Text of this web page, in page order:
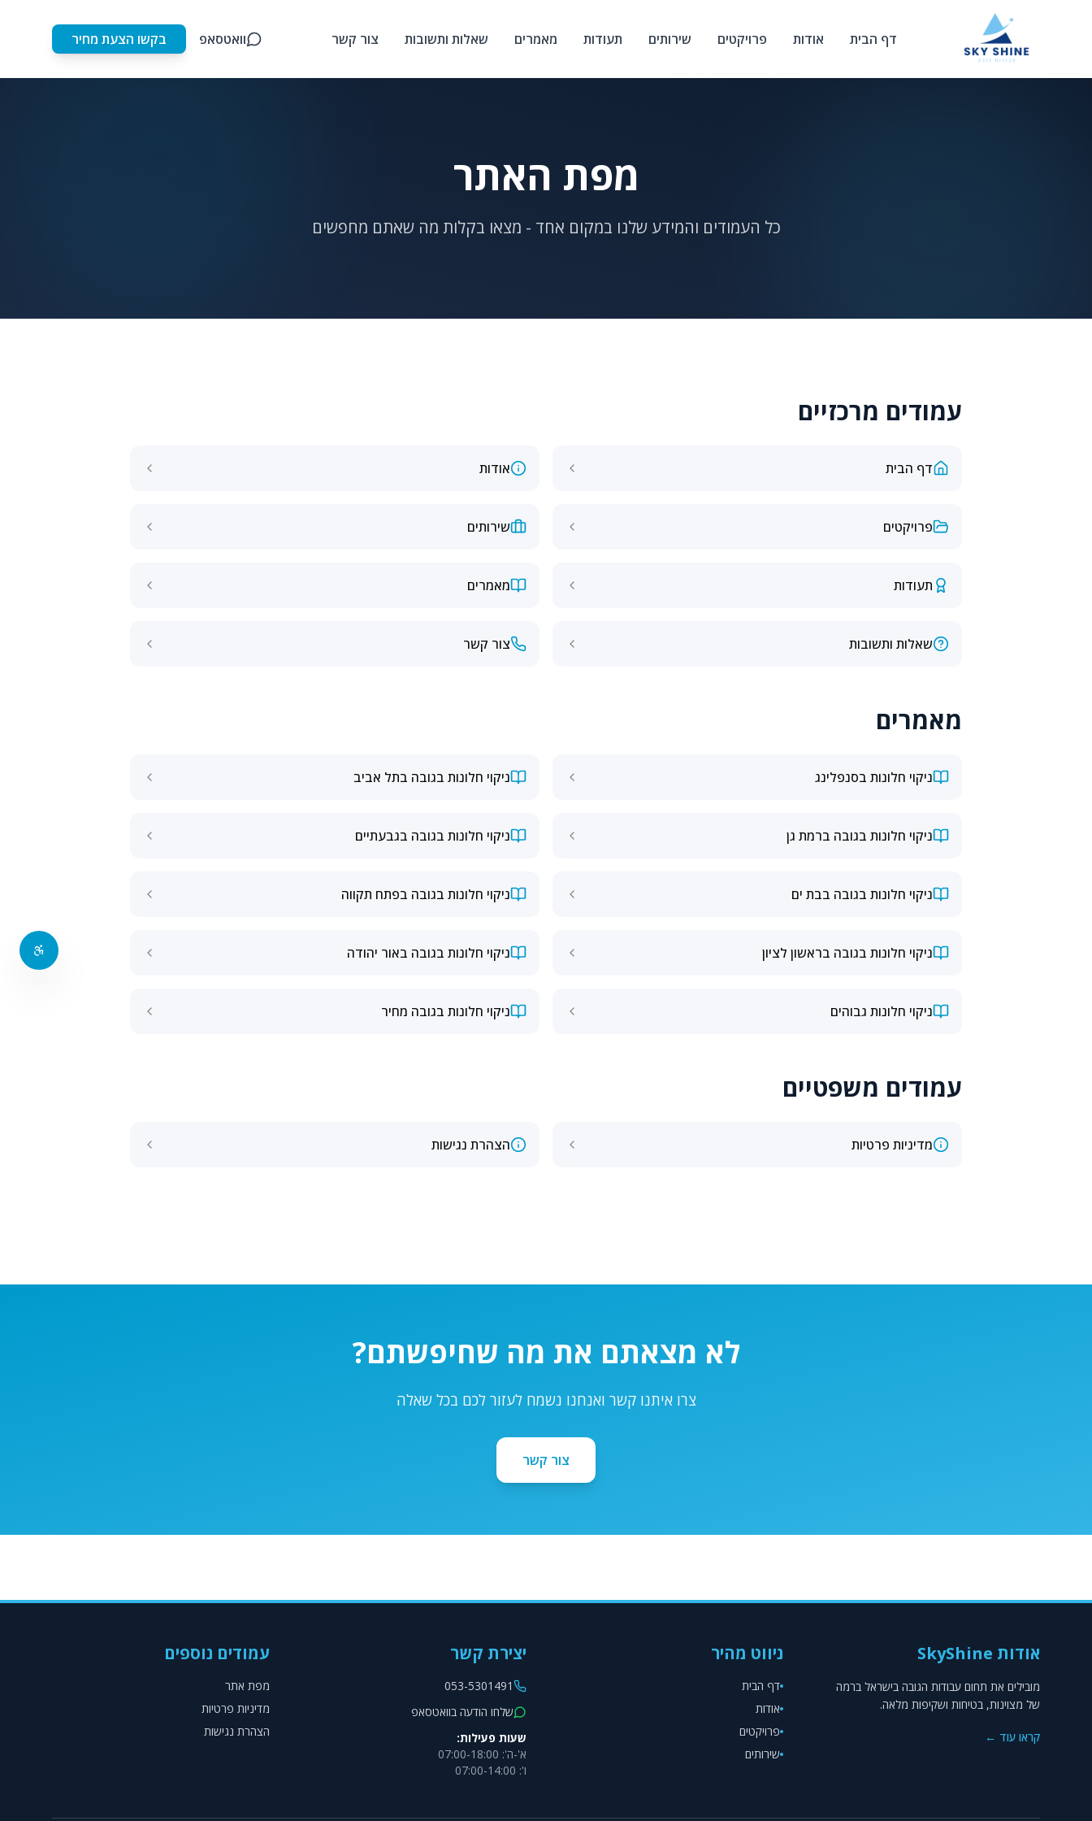
דף הבית אודות פרויקטים שירותים תעודות מאמרים שאלות ותשובות צור קשר וואטסאפ בקשו הצעת מחיר
מפת האתר
כל העמודים והמידע שלנו במקום אחד - מצאו בקלות מה שאתם מחפשים
עמודים מרכזיים
דף הבית אודות
פרויקטים שירותים
תעודות מאמרים
שאלות ותשובות צור קשר
מאמרים
ניקוי חלונות בסנפלינג ניקוי חלונות בגובה בתל אביב
ניקוי חלונות בגובה ברמת גן ניקוי חלונות בגובה בגבעתיים
ניקוי חלונות בגובה בבת ים ניקוי חלונות בגובה בפתח תקווה
ניקוי חלונות בגובה בראשון לציון ניקוי חלונות בגובה באור יהודה
ניקוי חלונות גבוהים ניקוי חלונות בגובה מחיר
עמודים משפטיים
מדיניות פרטיות הצהרת נגישות
לא מצאתם את מה שחיפשתם?
צרו איתנו קשר ואנחנו נשמח לעזור לכם בכל שאלה
צור קשר
אודות SkyShine
מובילים את תחום עבודות הגובה בישראל ברמה
של מצוינות, בטיחות ושקיפות מלאה.
קראו עוד ←
ניווט מהיר
דף הבית
אודות
פרויקטים
שירותים
יצירת קשר
053-5301491
שלחו הודעה בוואטסאפ
שעות פעילות:
א'-ה': 07:00-18:00
ו': 07:00-14:00
עמודים נוספים
מפת אתר
מדיניות פרטיות
הצהרת נגישות